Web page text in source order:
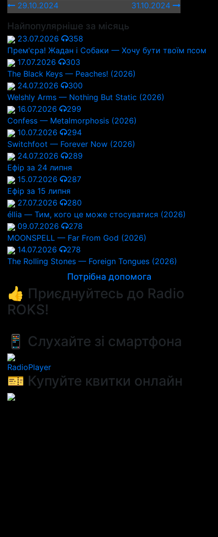
29.10.2024
31.10.2024
Найпопулярніше за місяць
23.07.2026
358
Прем'єра! Жадан і Собаки — Хочу бути твоїм псом
17.07.2026
303
The Black Keys — Peaches! (2026)
24.07.2026
300
Welshly Arms — Nothing But Static (2026)
16.07.2026
299
Confess — Metalmorphosis (2026)
10.07.2026
294
Switchfoot — Forever Now (2026)
24.07.2026
289
Ефір за 24 липня
15.07.2026
287
Ефір за 15 липня
27.07.2026
280
éllia — Тим, кого це може стосуватися (2026)
09.07.2026
278
MOONSPELL — Far From God (2026)
14.07.2026
278
The Rolling Stones — Foreign Tongues (2026)
Потрібна допомога
👍 Приєднуйтесь до Radio
ROKS!
📱 Слухайте зі смартфона
RadioPlayer
🎫 Купуйте квитки онлайн